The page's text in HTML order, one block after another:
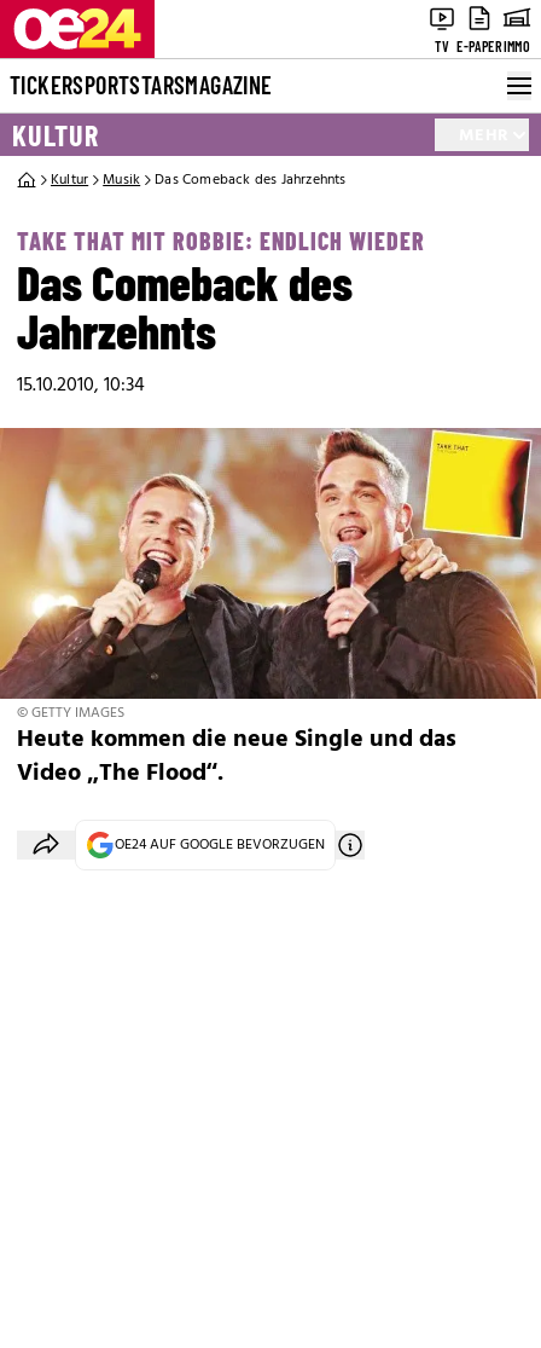
TV E-PAPERIMMO
TICKERSPORTSTARSMAGAZINE
KULTUR
Kultur Musik Das Comeback des Jahrzehnts
TAKE THAT MIT ROBBIE: ENDLICH WIEDER
Das Comeback des
Jahrzehnts
15.10.2010, 10:34
© GETTY IMAGES
Heute kommen die neue Single und das
Video „The Flood“.
OE24 AUF GOOGLE BEVORZUGEN